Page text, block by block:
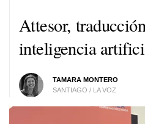
Attesor,
inteligencia
TAMARA MONTERO
SANTIAGO / LA VOZ